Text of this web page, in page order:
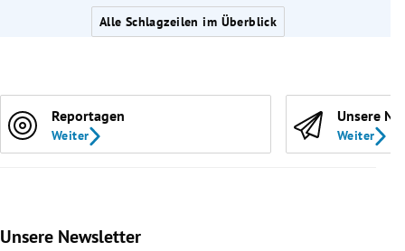
Alle Schlagzeilen im Überblick
Reportagen
Weiter
Unsere
Weiter
Unsere Newsletter
Slide 1 von 9